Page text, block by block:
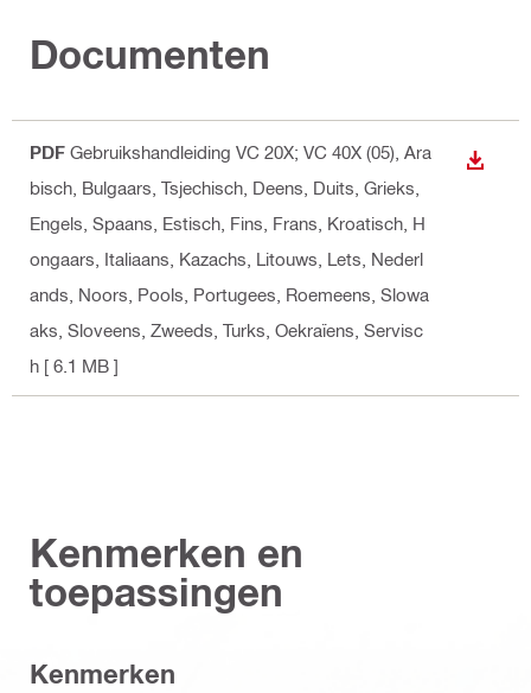
Documenten
PDF Gebruikshandleiding VC 20X; VC 40X (05) , Ara
bisch, Bulgaars, Tsjechisch, Deens, Duits, Grieks,
Engels, Spaans, Estisch, Fins, Frans, Kroatisch, H
ongaars, Italiaans, Kazachs, Litouws, Lets, Nederl
ands, Noors, Pools, Portugees, Roemeens, Slowa
aks, Sloveens, Zweeds, Turks, Oekraïens, Servisc
h [ 6.1 MB ]
Kenmerken en
toepassingen
Kenmerken